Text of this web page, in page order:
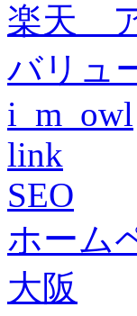
楽天
バリュ
i_m_owl
link
SEO
ホーム
大阪